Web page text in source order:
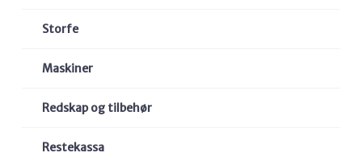
Storfe
Maskiner
Redskap og tilbehør
Restekassa